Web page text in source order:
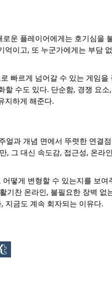
운 플레이어에게는 호기심을
억이고, 또 누군가에게는 부담
빠르게 넘어갈 수 있는 게임을
할 수도 있다. 단순함, 경쟁 요소
지하게 해준다.
얼과 개념 면에서 뚜렷한 연결
, 그 대신 속도감, 접근성, 온라
떻게 변형할 수 있는지를 보여
기찬 온라인, 불필요한 장벽 없
지금도 계속 회자되는 이유다.